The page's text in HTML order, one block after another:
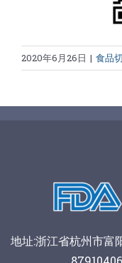
2020年6月26日 | 食品
地址:浙江省杭州市富